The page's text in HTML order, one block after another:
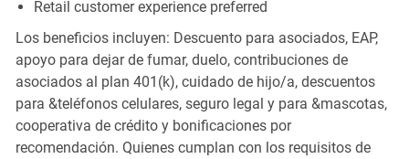
Retail customer experience preferred
Los beneficios incluyen: Descuento para asociados, EAP,
apoyo para dejar de fumar, duelo, contribuciones de
asociados al plan 401(k), cuidado de hijo/a, descuentos
para &teléfonos celulares, seguro legal y para &mascotas,
cooperativa de crédito y bonificaciones por
recomendación. Quienes cumplan con los requisitos de